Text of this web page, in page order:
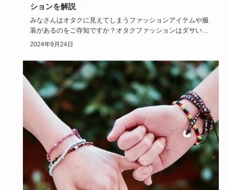
ションを解説
みなさんはオタクに見えてしまうファッションアイテムや服
装があるのをご存知ですか？オタクファッションはダサいと
思われていて、…
2024年9月24日